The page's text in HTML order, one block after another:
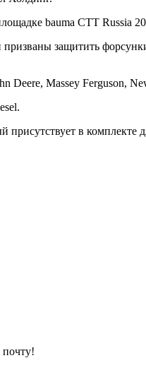
bauma CTT Russia
защитить
Deere, Massey Ferguson,
присутствует в